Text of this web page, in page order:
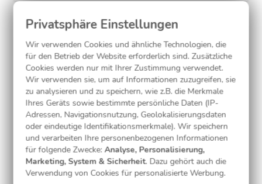
Laminierung:
ohne(inkl.)
Jetzt gestalten
Kostenlose Musterkarte
Wir verwenden Cookies und ähnliche Technologien, die
für den Betrieb der Website erforderlich sind. Zusätzliche
Cookies werden nur mit Ihrer Zustimmung verwendet.
Wir verwenden sie, um auf Informationen zuzugreifen, sie
zu analysieren und zu speichern, wie z.B. die Merkmale
Ihres Geräts sowie bestimmte persönliche Daten (IP-
Adressen, Navigationsnutzung, Geolokalisierungsdaten
oder eindeutige Identifikationsmerkmale). Wir speichern
und verarbeiten Ihre personenbezogenen Informationen
für folgende Zwecke:Analyse, Personalisierung,
Marketing, System & Sicherheit. Dazu gehört auch die
Verwendung von Cookies für personalisierte Werbung.